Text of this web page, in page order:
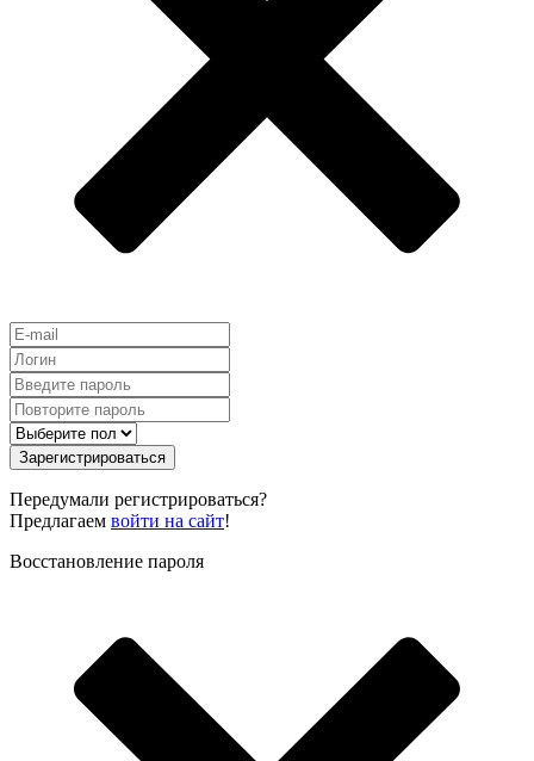
Зарегистрироваться
Передумали регистрироваться?
Предлагаем войти на сайт!
Восстановление пароля